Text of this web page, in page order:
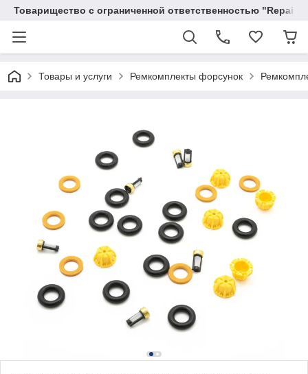
Товарищество с ограниченной ответственностью
Товары и услуги Ремкомплекты форсунок